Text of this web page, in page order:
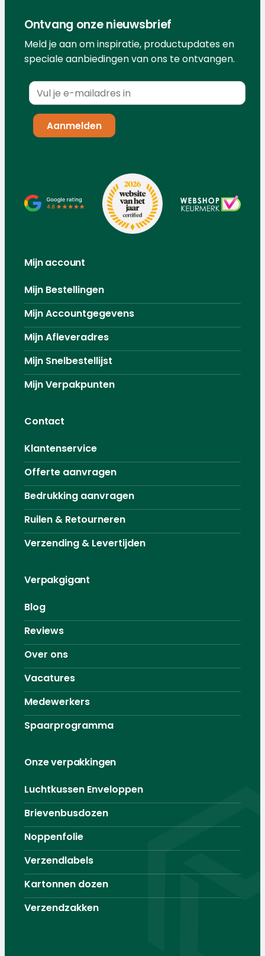
Ontvang onze nieuwsbrief
Meld je aan om inspiratie, productupdates en
speciale aanbiedingen van ons te ontvangen.
Mijn account
Mijn Bestellingen
Mijn Accountgegevens
Mijn Afleveradres
Mijn Snelbestellijst
Mijn Verpakpunten
Contact
Klantenservice
Offerte aanvragen
Bedrukking aanvragen
Ruilen & Retourneren
Verzending & Levertijden
Verpakgigant
Blog
Reviews
Over ons
Vacatures
Medewerkers
Spaarprogramma
Onze verpakkingen
Luchtkussen Enveloppen
Brievenbusdozen
Noppenfolie
Verzendlabels
Kartonnen dozen
Verzendzakken